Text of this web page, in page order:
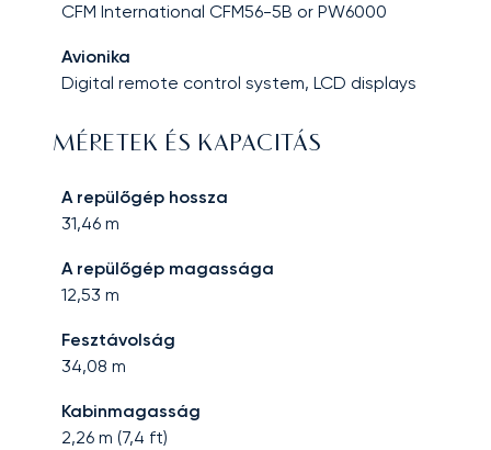
CFM International CFM56-5B or PW6000
Avionika
Digital remote control system, LCD displays
MÉRETEK ÉS KAPACITÁS
A repülőgép hossza
31,46 m
A repülőgép magassága
12,53 m
Fesztávolság
34,08 m
Kabinmagasság
2,26 m (7,4 ft)